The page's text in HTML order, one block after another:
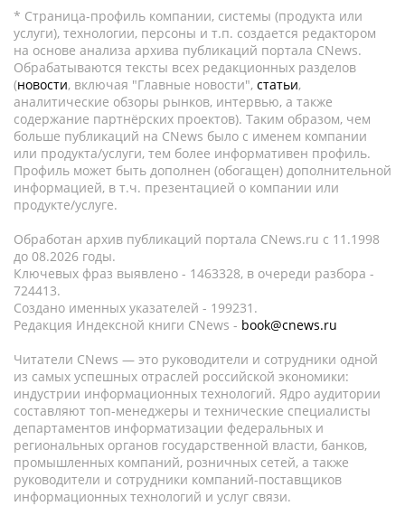
* Страница-профиль компании, системы (продукта или
услуги), технологии, персоны и т.п. создается редактором
на основе анализа архива публикаций портала CNews.
Обрабатываются тексты всех редакционных разделов
(новости, включая "Главные новости", статьи,
аналитические обзоры рынков, интервью, а также
содержание партнёрских проектов). Таким образом, чем
больше публикаций на CNews было с именем компании
или продукта/услуги, тем более информативен профиль.
Профиль может быть дополнен (обогащен) дополнительной
информацией, в т.ч. презентацией о компании или
продукте/услуге.
Обработан архив публикаций портала CNews.ru c 11.1998
до 08.2026 годы.
Ключевых фраз выявлено - 1463328, в очереди разбора -
724413.
Создано именных указателей - 199231.
Редакция Индексной книги CNews - book@cnews.ru
Читатели CNews — это руководители и сотрудники одной
из самых успешных отраслей российской экономики:
индустрии информационных технологий. Ядро аудитории
составляют топ-менеджеры и технические специалисты
департаментов информатизации федеральных и
региональных органов государственной власти, банков,
промышленных компаний, розничных сетей, а также
руководители и сотрудники компаний-поставщиков
информационных технологий и услуг связи.